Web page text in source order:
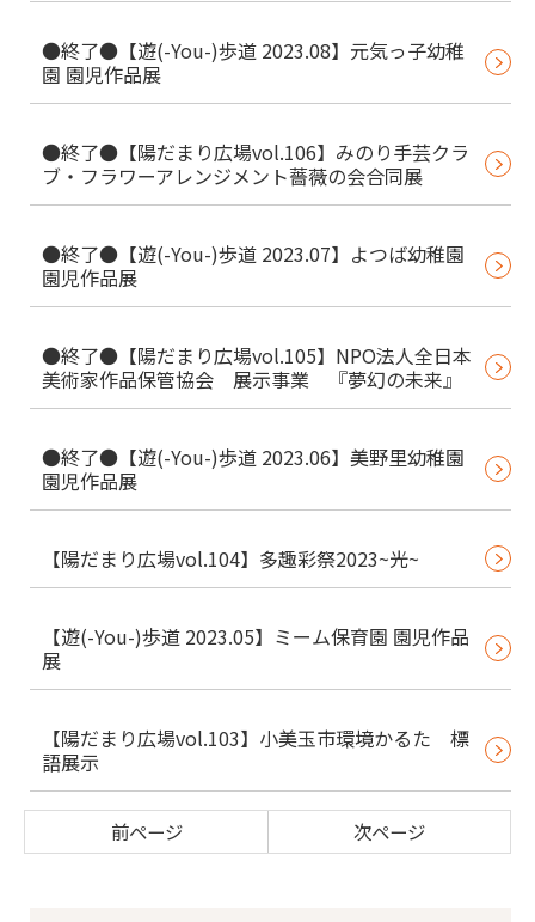
●終了●【遊(-You-)歩道 2023.08】元気っ子幼稚
園 園児作品展
●終了●【陽だまり広場vol.106】みのり手芸クラ
ブ・フラワーアレンジメント薔薇の会合同展
●終了●【遊(-You-)歩道 2023.07】よつば幼稚園
園児作品展
●終了●【陽だまり広場vol.105】NPO法人全日本
美術家作品保管協会 展示事業 『夢幻の未来』
●終了●【遊(-You-)歩道 2023.06】美野里幼稚園
園児作品展
【陽だまり広場vol.104】多趣彩祭2023~光~
【遊(-You-)歩道 2023.05】ミーム保育園 園児作品
展
【陽だまり広場vol.103】小美玉市環境かるた 標
語展示
前ページ 次ページ